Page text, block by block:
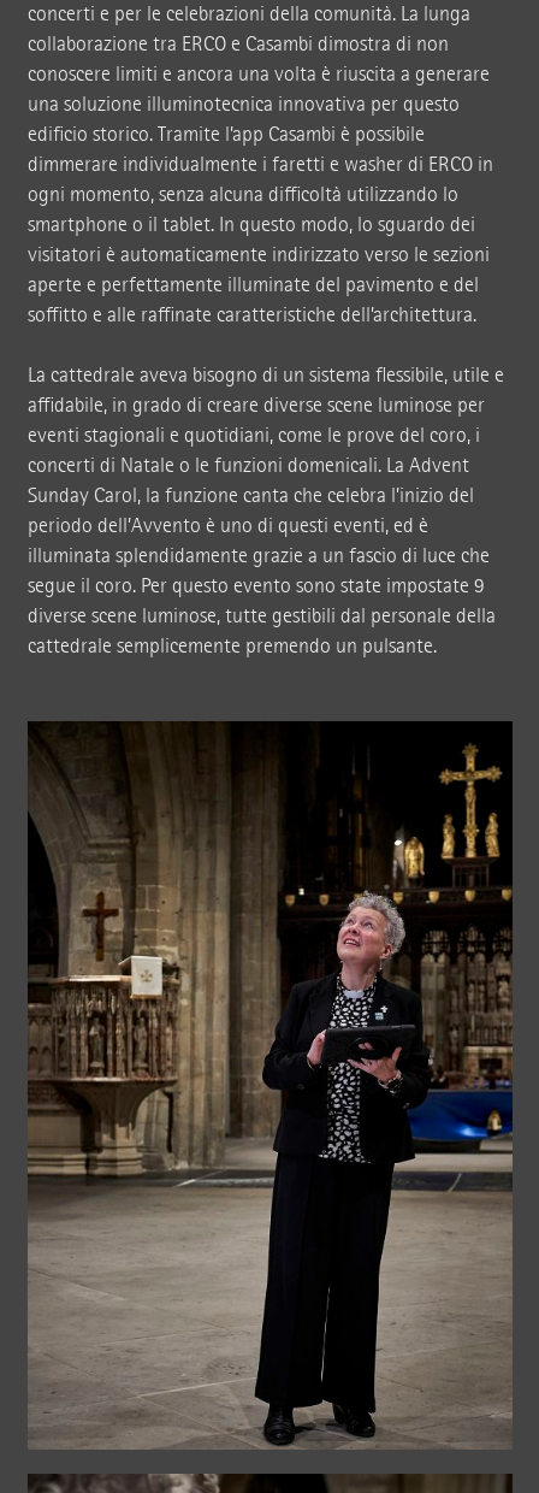
concerti e per le celebrazioni della comunità. La lunga
collaborazione tra ERCO e Casambi dimostra di non
conoscere limiti e ancora una volta è riuscita a generare
una soluzione illuminotecnica innovativa per questo
edificio storico. Tramite l’app Casambi è possibile
dimmerare individualmente i faretti e washer di ERCO in
ogni momento, senza alcuna difficoltà utilizzando lo
smartphone o il tablet. In questo modo, lo sguardo dei
visitatori è automaticamente indirizzato verso le sezioni
aperte e perfettamente illuminate del pavimento e del
soffitto e alle raffinate caratteristiche dell’architettura.
La cattedrale aveva bisogno di un sistema flessibile, utile e
affidabile, in grado di creare diverse scene luminose per
eventi stagionali e quotidiani, come le prove del coro, i
concerti di Natale o le funzioni domenicali. La Advent
Sunday Carol, la funzione canta che celebra l’inizio del
periodo dell’Avvento è uno di questi eventi, ed è
illuminata splendidamente grazie a un fascio di luce che
segue il coro. Per questo evento sono state impostate 9
diverse scene luminose, tutte gestibili dal personale della
cattedrale semplicemente premendo un pulsante.